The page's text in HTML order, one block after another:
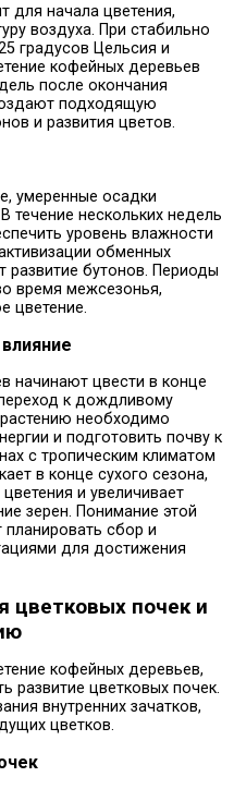
для начала цветения,
воздуха. При стабильно
градусов Цельсия и
кофейных деревьев
после окончания
подходящую
и развития цветов.
умеренные осадки
течение нескольких недель
уровень влажности
обменных
развитие бутонов. Периоды
время межсезонья,
цветение.
начинают цвести в конце
к дождливому
необходимо
и подготовить почву к
с тропическим климатом
в конце сухого сезона,
и увеличивает
зерен. Понимание этой
сбор и
для достижения
цветковых почек и
кофейных деревьев,
развитие цветковых почек.
внутренних зачатков,
цветков.